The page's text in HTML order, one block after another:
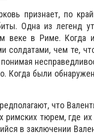
признает, по
Одна из легенд
веке в Риме. Когда
солдатами, чем те,
Когда были
что
римских тюрем, где
в заключении